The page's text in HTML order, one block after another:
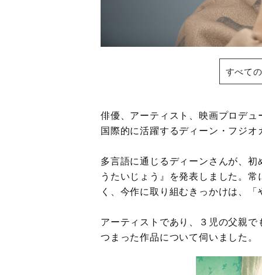
すべて
俳優、アーティスト、映画プロデ
国際的に活躍するディーン・フジオ
多言語に通じるディーンさんが、
うたいじょう』を発表しました。
く、今作に取り組むきっかけは、
アーティストであり、３児の父親
つまった作品について伺いました。